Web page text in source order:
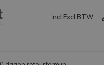
Incl. Excl. BTW